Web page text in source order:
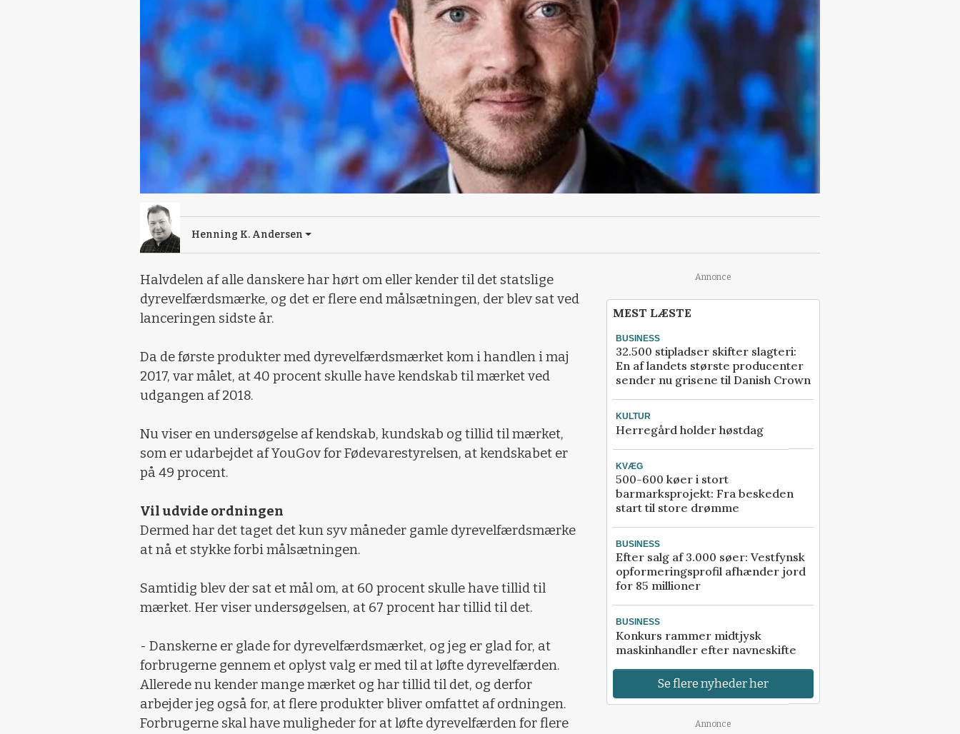
Henning K. Andersen
Halvdelen af alle danskere har hørt om eller kender til det statslige
dyrevelfærdsmærke, og det er flere end målsætningen, der blev sat ved
lanceringen sidste år.
Da de første produkter med dyrevelfærdsmærket kom i handlen i maj
2017, var målet, at 40 procent skulle have kendskab til mærket ved
udgangen af 2018.
Nu viser en undersøgelse af kendskab, kundskab og tillid til mærket,
som er udarbejdet af YouGov for Fødevarestyrelsen, at kendskabet er
på 49 procent.
Vil udvide ordningen
Dermed har det taget det kun syv måneder gamle dyrevelfærdsmærke
at nå et stykke forbi målsætningen.
Samtidig blev der sat et mål om, at 60 procent skulle have tillid til
mærket. Her viser undersøgelsen, at 67 procent har tillid til det.
- Danskerne er glade for dyrevelfærdsmærket, og jeg er glad for, at
forbrugerne gennem et oplyst valg er med til at løfte dyrevelfærden.
Allerede nu kender mange mærket og har tillid til det, og derfor
arbejder jeg også for, at flere produkter bliver omfattet af ordningen.
Forbrugerne skal have muligheder for at løfte dyrevelfærden for flere
Annonce
MEST LÆSTE
BUSINESS
32.500 stipladser skifter slagteri:
En af landets største producenter
sender nu grisene til Danish Crown
KULTUR
Herregård holder høstdag
KVÆG
500-600 køer i stort
barmarksprojekt: Fra beskeden
start til store drømme
BUSINESS
Efter salg af 3.000 søer: Vestfynsk
opformeringsprofil afhænder jord
for 85 millioner
BUSINESS
Konkurs rammer midtjysk
maskinhandler efter navneskifte
Se flere nyheder her
Annonce